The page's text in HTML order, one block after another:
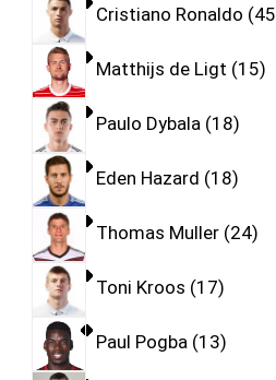
Cristiano Ronaldo 45
Matthijs de Ligt 15
Paulo Dybala 18
Eden Hazard 18
Thomas Muller 24
Toni Kroos 17
Paul Pogba 13